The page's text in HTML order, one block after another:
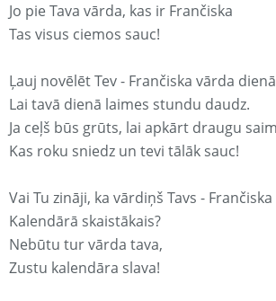
Jo pie Tava vārda, kas ir Frančiska
Tas visus ciemos sauc!
Ļauj novēlēt Tev - Frančiska vārda
Lai tavā dienā laimes stundu daudz.
Ja ceļš būs grūts, lai apkārt draugu
Kas roku sniedz un tevi tālāk sauc!
Vai Tu zināji, ka vārdiņš Tavs - Frančiska
Kalendārā skaistākais?
Nebūtu tur vārda tava,
Zustu kalendāra slava!